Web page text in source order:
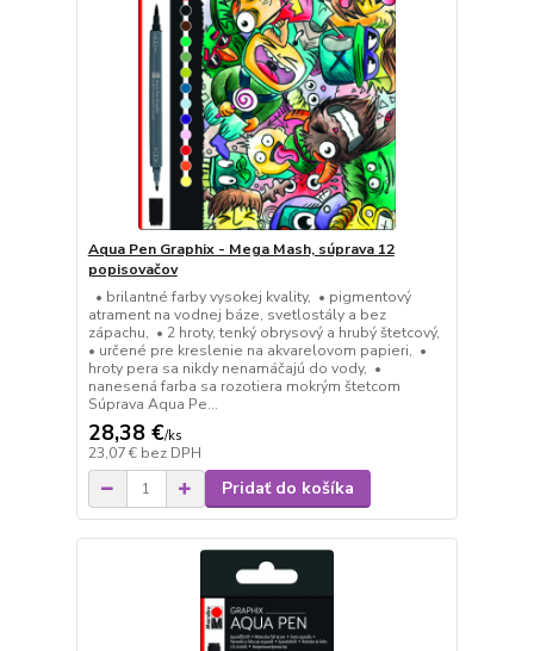
Aqua Pen Graphix - Mega Mash, súprava 12
popisovačov
• brilantné farby vysokej kvality, • pigmentový
atrament na vodnej báze, svetlostály a bez
zápachu, • 2 hroty, tenký obrysový a hrubý štetcový,
• určené pre kreslenie na akvarelovom papieri, •
hroty pera sa nikdy nenamáčajú do vody, •
nanesená farba sa rozotiera mokrým štetcom
Súprava Aqua Pe...
28,38 €/ks
23,07 € bez DPH
Pridať do košíka